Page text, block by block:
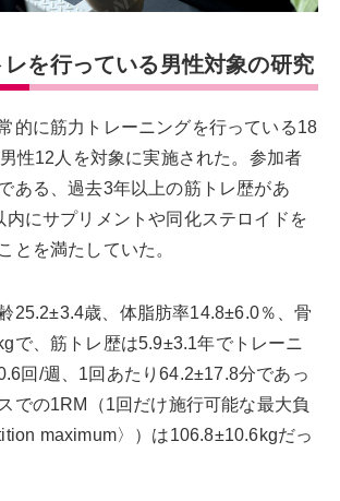
レを行っている男性対象の研究
的に筋力トレーニングを行っている18
性12人を対象に実施された。参加者
ある、過去3年以上の筋トレ歴があ
内にサプリメントや同化ステロイドを
とを満たしていた。
25.2±3.4歳、体脂肪率14.8±6.0％、骨
で、筋トレ歴は5.9±3.1年でトレーニ
回/週、1回あたり64.2±17.8分であっ
での1RM（1回だけ施行可能な最大負
maximum〉）は106.8±10.6kgだっ